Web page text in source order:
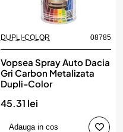
DUPLI-COLOR 08785
Vopsea Spray Auto Dacia
Gri Carbon Metalizata
Dupli-Color
45.31 lei
Adauga in cos